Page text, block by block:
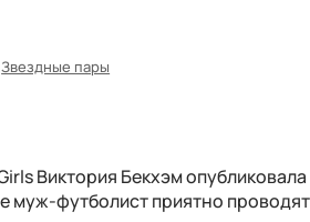
Звездные пары
Виктория Бекхэм
муж-футболист приятно